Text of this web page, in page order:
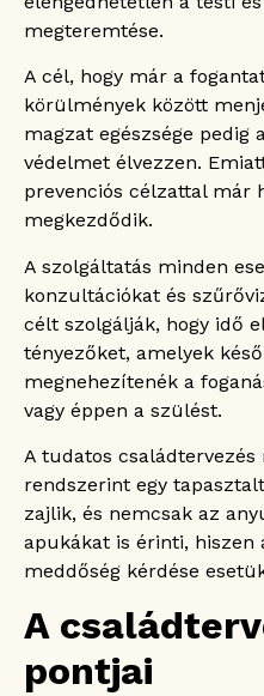
gyermekvállalás?
Lelkileg is
Miért fontos
családtervezésbe?
megteremtése.
A cél, hogy már a
körülmények között
magzat egészsége pedig
védelmet élvezzen.
prevenciós célzattal már
megkezdődik.
A szolgáltatás minden
konzultációkat és
célt szolgálják, hogy idő
tényezőket, amelyek
megnehezítenék a
vagy éppen a szülést.
A tudatos
rendszerint egy
zajlik, és nemcsak az
apukákat is érinti, hiszen
meddőség kérdése
A
pontjai